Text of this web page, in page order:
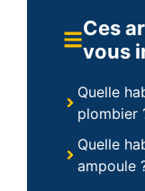
Ces
vous
Quelle
plombier
Quelle
ampoule